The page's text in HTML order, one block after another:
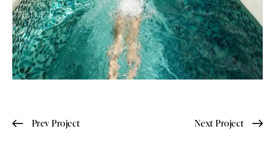
Prev Project Next Project